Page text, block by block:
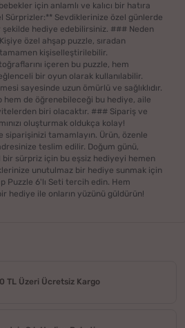
için anlamlı ve kalıcı bir hatıra
Sürprizler:** Sevdiklerinize özel günlerde
hediye edebilirsiniz. ### Neden
özel ahşap puzzle, sıradan
kişiselleştirilebilir.
içeren bu puzzle, hem
bir oyun olarak kullanılabilir.
sayesinde uzun ömürlü ve sağlıklıdır.
hem de öğrenebileceği bu hediye, aile
biri olacaktır. ### Sipariş ve
oluşturmak oldukça kolay!
siparişinizi tamamlayın. Ürün, özenle
teslim edilir. Doğum günü,
bir sürpriz için bu eşsiz hediyeyi hemen
unutulmaz bir hediye sunmak için
Puzzle 6'lı Seti tercih edin. Hem
hediye ile onların yüzünü güldürün!
TL Üzeri Ücretsiz Kargo